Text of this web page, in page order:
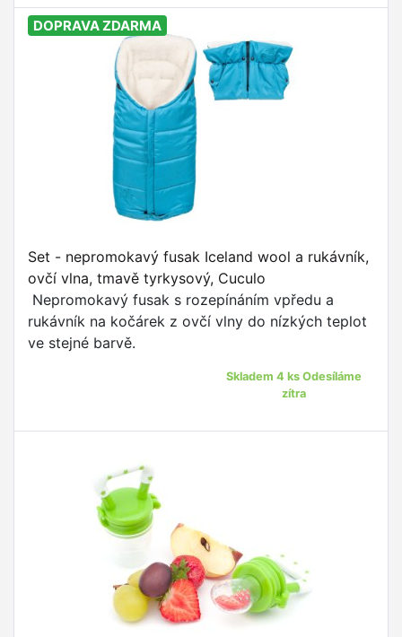
DOPRAVA ZDARMA
Set - nepromokavý fusak Iceland wool a rukávník,
ovčí vlna, tmavě tyrkysový, Cuculo
Nepromokavý fusak s rozepínáním vpředu a
rukávník na kočárek z ovčí vlny do nízkých teplot
ve stejné barvě.
Skladem 4 ks Odesíláme
zítra